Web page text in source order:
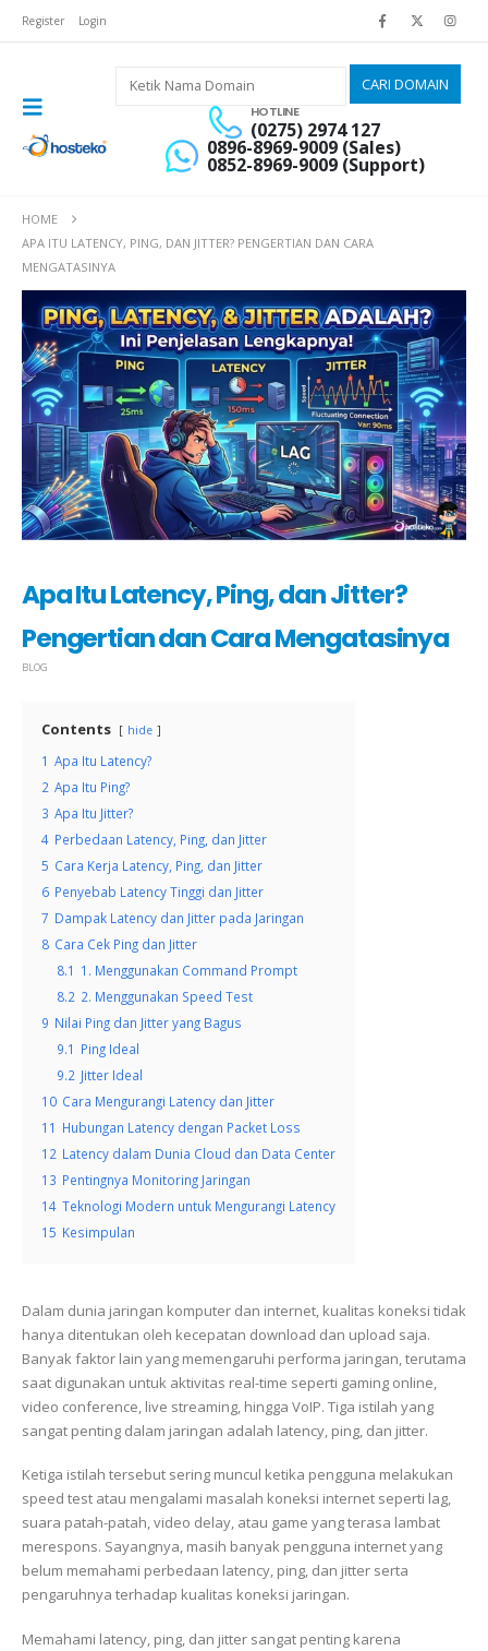
Register Login
HOTLINE
(0275) 2974 127
0896-8969-9009 (Sales)
0852-8969-9009 (Support)
HOME
APA ITU LATENCY, PING, DAN JITTER? PENGERTIAN DAN CARA
MENGATASINYA
Apa Itu Latency, Ping, dan Jitter?
Pengertian dan Cara Mengatasinya
BLOG
Contents hide
1 Apa Itu Latency?
2 Apa Itu Ping?
3 Apa Itu Jitter?
4 Perbedaan Latency, Ping, dan Jitter
5 Cara Kerja Latency, Ping, dan Jitter
6 Penyebab Latency Tinggi dan Jitter
7 Dampak Latency dan Jitter pada Jaringan
8 Cara Cek Ping dan Jitter
8.1 1. Menggunakan Command Prompt
8.2 2. Menggunakan Speed Test
9 Nilai Ping dan Jitter yang Bagus
9.1 Ping Ideal
9.2 Jitter Ideal
10 Cara Mengurangi Latency dan Jitter
11 Hubungan Latency dengan Packet Loss
12 Latency dalam Dunia Cloud dan Data Center
13 Pentingnya Monitoring Jaringan
14 Teknologi Modern untuk Mengurangi Latency
15 Kesimpulan
Dalam dunia jaringan komputer dan internet, kualitas koneksi tidak
hanya ditentukan oleh kecepatan download dan upload saja.
Banyak faktor lain yang memengaruhi performa jaringan, terutama
saat digunakan untuk aktivitas real-time seperti gaming online,
video conference, live streaming, hingga VoIP. Tiga istilah yang
sangat penting dalam jaringan adalah latency, ping, dan jitter.
Ketiga istilah tersebut sering muncul ketika pengguna melakukan
speed test atau mengalami masalah koneksi internet seperti lag,
suara patah-patah, video delay, atau game yang terasa lambat
merespons. Sayangnya, masih banyak pengguna internet yang
belum memahami perbedaan latency, ping, dan jitter serta
pengaruhnya terhadap kualitas koneksi jaringan.
Memahami latency, ping, dan jitter sangat penting karena